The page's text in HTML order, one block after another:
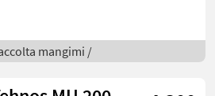
mangimi /